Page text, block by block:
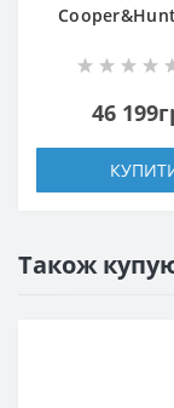
46
Також